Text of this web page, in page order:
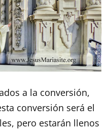
a la conversión,
conversión será el
pero estarán llenos